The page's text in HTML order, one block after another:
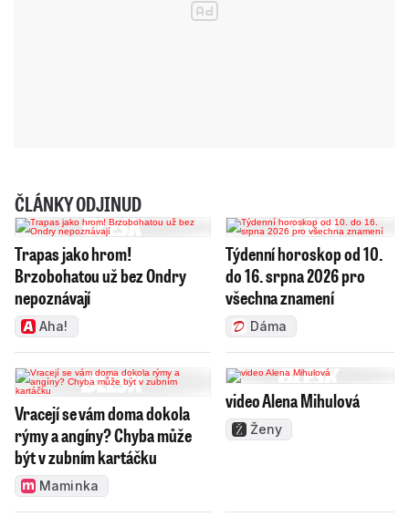
ČLÁNKY ODJINUD
Trapas jako hrom!
Brzobohatou už bez Ondry
nepoznávají
Aha!
Týdenní horoskop od 10.
do 16. srpna 2026 pro
všechna znamení
Dáma
Vracejí se vám doma dokola
rýmy a angíny? Chyba může
být v zubním kartáčku
Maminka
video Alena Mihulová
Ženy